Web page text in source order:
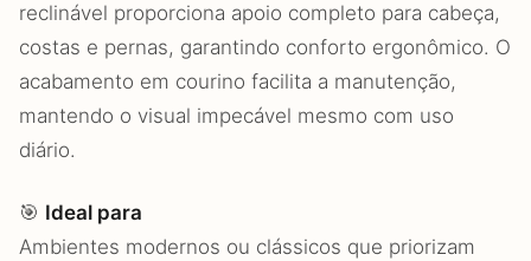
reclinável proporciona apoio completo para cabeça,
costas e pernas, garantindo conforto ergonômico. O
acabamento em courino facilita a manutenção,
mantendo o visual impecável mesmo com uso
diário.
🎯 Ideal para
Ambientes modernos ou clássicos que priorizam